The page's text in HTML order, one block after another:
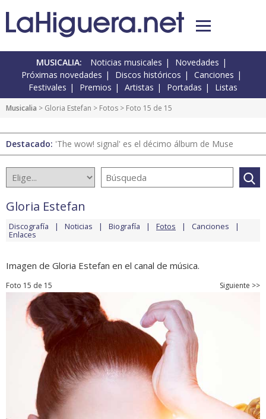
MUSICALIA: Noticias musicales
Novedades
Próximas novedades
Discos históricos
Canciones
Festivales
Premios Artistas Portadas Listas
Musicalia > Gloria Estefan > Fotos > Foto 15 de 15
Destacado: 'The wow! signal' es el décimo álbum de Muse
Gloria Estefan
Discografía Noticias Biografía Fotos Canciones
Enlaces
Imagen de Gloria Estefan en el canal de música.
Foto 15 de 15 Siguiente >>